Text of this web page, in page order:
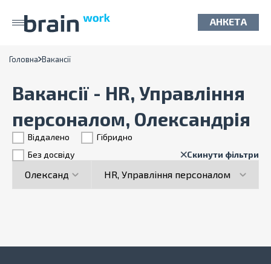
АНКЕТА
Головна Вакансії
Вакансії - HR, Управління
персоналом, Олександрія
Віддалено
Гiбридно
Без досвіду
Скинути фільтри